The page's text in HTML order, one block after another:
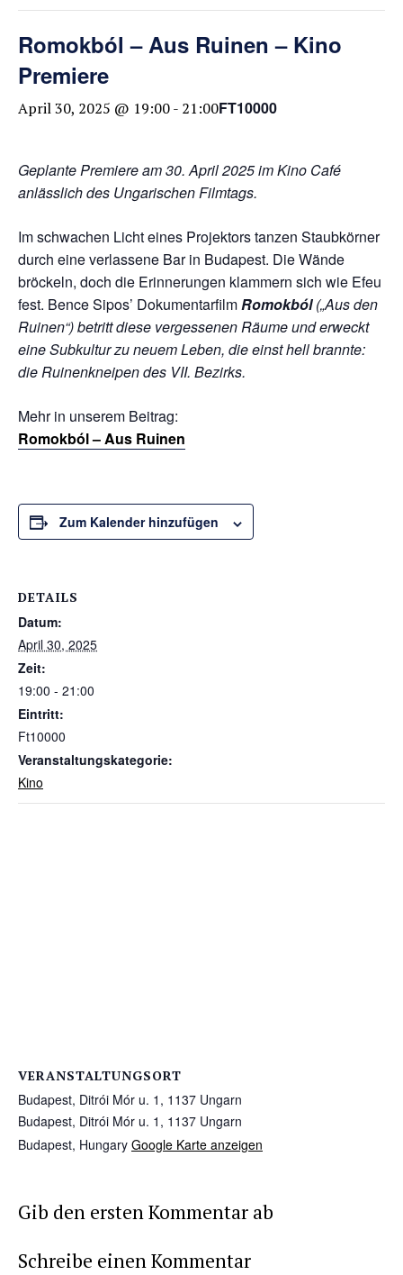
Romokból – Aus Ruinen – Kino
Premiere
April 30, 2025 @ 19:00- 21:00FT10000
Geplante Premiere am 30. April 2025 im Kino Café
anlässlich des Ungarischen Filmtags.
Im schwachen Licht eines Projektors tanzen Staubkörner
durch eine verlassene Bar in Budapest. Die Wände
bröckeln, doch die Erinnerungen klammern sich wie Efeu
fest. Bence Sipos’ DokumentarfilmRomokból(„Aus den
Ruinen“) betritt diese vergessenen Räume und erweckt
eine Subkultur zu neuem Leben, die einst hell brannte:
die Ruinenkneipen des VII. Bezirks.
Mehr in unserem Beitrag:
Romokból – Aus Ruinen
Zum Kalender hinzufügen
DETAILS
Datum:
April 30, 2025
Zeit:
19:00 - 21:00
Eintritt:
Ft10000
Veranstaltungskategorie:
Kino
VERANSTALTUNGSORT
Budapest, Ditrói Mór u. 1, 1137 Ungarn
Budapest, Ditrói Mór u. 1, 1137 Ungarn
Budapest, Hungary Google Karte anzeigen
Gib den ersten Kommentar ab
Schreibe einen Kommentar